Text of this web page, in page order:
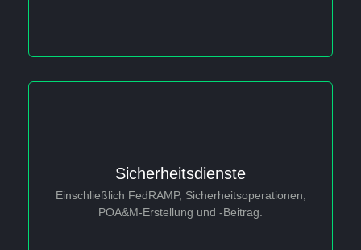
Sicherheitsdienste
Einschließlich FedRAMP, Sicherheitsoperationen,
POA&M-Erstellung und -Beitrag.
Data Analytics
This is backend content. Lorem ipsum dolor sit amet.